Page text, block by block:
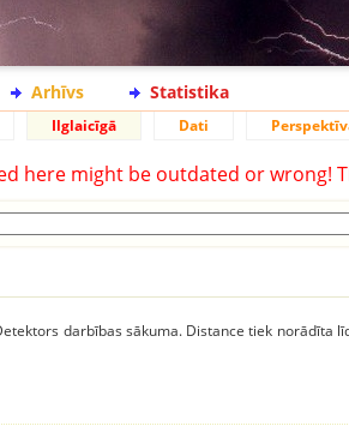
Arhīvs Statistika
Ilglaicīgā Dati
here might be outdated or wrong!
darbības sākuma. Distance tiek norādīta